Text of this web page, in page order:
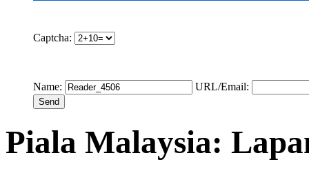
Captcha:
Name: URL/Email:
Piala Malaysia: